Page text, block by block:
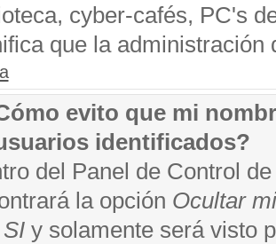
cyber-cafés, PC's
que la administración
evito que mi
identificados?
del Panel de Control
la opción Ocultar
SIy solamente será visto